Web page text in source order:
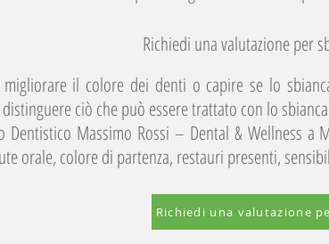
Richiedi una valutazione per
migliorare il colore dei denti o capire se lo
ciò che può essere trattato con lo
Dentistico Massimo Rossi – Dental & Wellness
orale, colore di partenza, restauri presenti,
Richiedi una valutazione